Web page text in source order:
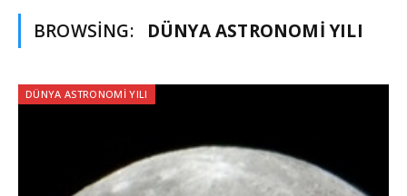
BROWSING: DÜNYA ASTRONOMI YILI
DÜNYA ASTRONOMI YILI